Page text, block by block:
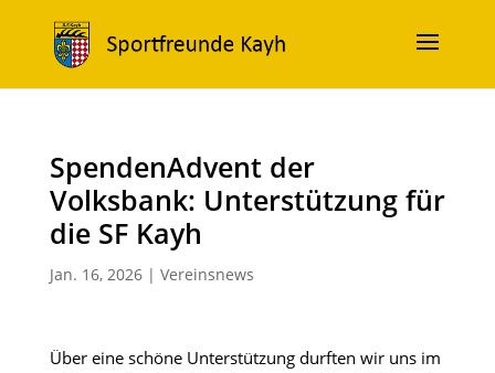
SpendenAdvent der
Volksbank: Unterstützung für
die SF Kayh
Jan. 16, 2026| Vereinsnews
Über eine schöne Unterstützung durften wir uns im